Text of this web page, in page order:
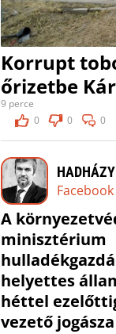
Korrupt
őrizetbe
9 perce
0
0 0
Facebook
A
minisztérium
helyettes
héttel
vezető